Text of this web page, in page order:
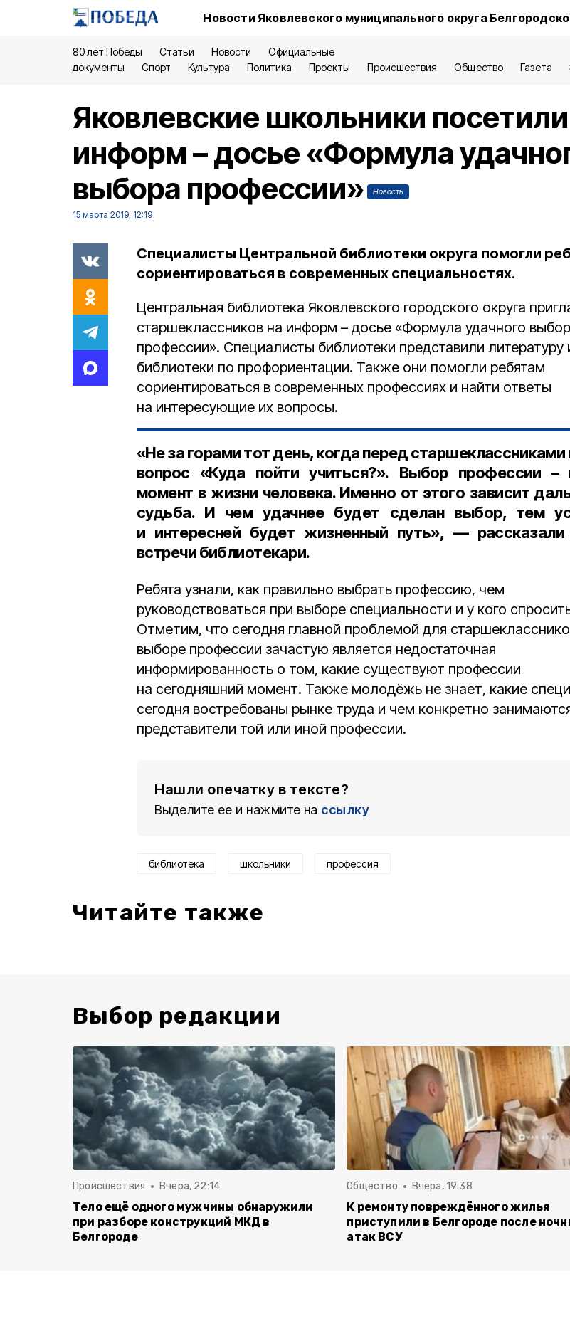
Новости Яковлевского муниципального округа
80 лет Победы Статьи Новости
Официальные
документы
Спорт Культура Политика Проекты Происшествия Общество Газета
Яковлевские школьники посетили
информ – досье «Формула
выбора профессии»
Новость
15 марта 2019, 12:19
Специалисты Центральной библиотеки округа помогли
сориентироваться в современных специальностях.
Центральная библиотека Яковлевского городского округа
старшеклассников на информ – досье «Формула удачного
профессии». Специалисты библиотеки представили литературу
библиотеки по профориентации. Также они помогли ребятам
сориентироваться в современных профессиях и найти ответы
на интересующие их вопросы.
«Не за горами тот день, когда перед старшеклассниками
вопрос «Куда пойти учиться?». Выбор профессии –
момент в жизни человека. Именно от этого зависит
судьба. И чем удачнее будет сделан выбор, тем
и интересней будет жизненный путь», —
встречи библиотекари.
Ребята узнали, как правильно выбрать профессию, чем
руководствоваться при выборе специальности и у кого
Отметим, что сегодня главной проблемой для
выборе профессии зачастую является недостаточная
информированность о том, какие существуют профессии
на сегодняшний момент. Также молодёжь не знает, какие
сегодня востребованы рынке труда и чем конкретно
представители той или иной профессии.
Нашли опечатку в тексте?
Выделите ее и нажмите на ссылку
библиотека школьники профессия
Читайте также
Выбор редакции
Происшествия Вчера, 22:14
Тело ещё одного мужчины обнаружили
при разборе конструкций МКД в
Белгороде
Общество Вчера, 19:38
К ремонту повреждённого жилья
приступили в Белгороде после
атак ВСУ